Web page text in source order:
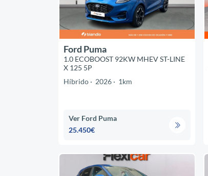
Ford Puma
1.0 ECOBOOST 92KW MHEV ST-LINE
X 125 5P
Híbrido
2026 1km
Ver Ford Puma
25.450€